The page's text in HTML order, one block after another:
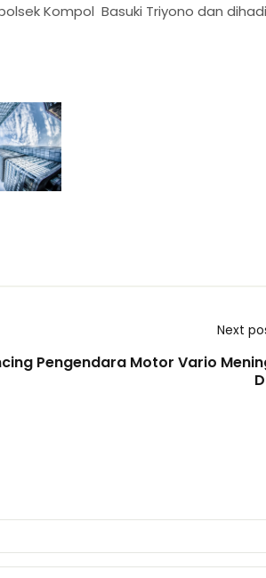
Kompol Basuki Triyono dan
Next
Pengendara Motor Vario